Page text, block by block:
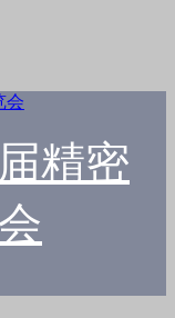
精密